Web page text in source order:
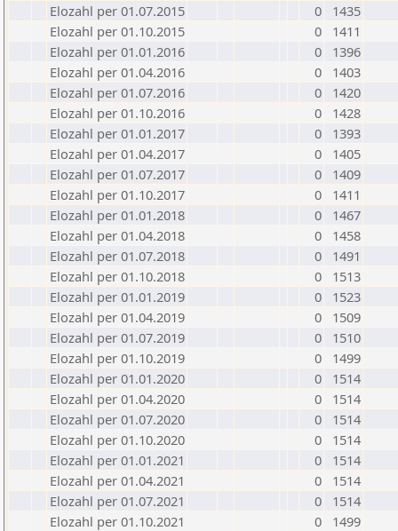
Elozahl per 01.07.2015
0
1435
Elozahl per 01.10.2015
0
1411
Elozahl per 01.01.2016
0
1396
Elozahl per 01.04.2016
0
1403
Elozahl per 01.07.2016
0
1420
Elozahl per 01.10.2016
0
1428
Elozahl per 01.01.2017
0
1393
Elozahl per 01.04.2017
0
1405
Elozahl per 01.07.2017
0
1409
Elozahl per 01.10.2017
0
1411
Elozahl per 01.01.2018
0
1467
Elozahl per 01.04.2018
0
1458
Elozahl per 01.07.2018
0
1491
Elozahl per 01.10.2018
0
1513
Elozahl per 01.01.2019
0
1523
Elozahl per 01.04.2019
0
1509
Elozahl per 01.07.2019
0
1510
Elozahl per 01.10.2019
0
1499
Elozahl per 01.01.2020
0
1514
Elozahl per 01.04.2020
0
1514
Elozahl per 01.07.2020
0
1514
Elozahl per 01.10.2020
0
1514
Elozahl per 01.01.2021
0
1514
Elozahl per 01.04.2021
0
1514
Elozahl per 01.07.2021
0
1514
Elozahl per 01.10.2021
0
1499